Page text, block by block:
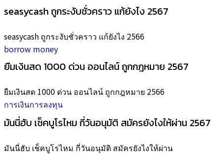
seasycash ถูกระงับชั่วคราว แก้ยังไง 2567
seasycash ถูกระงับชั่วคราว แก้ยังไง 2566
borrow money
ยืมเงินสด 1000 ด่วน ออนไลน์ ถูกกฎหมาย 2567
ยืมเงินสด 1000 ด่วน ออนไลน์ ถูกกฎหมาย 2566
การเงินการลงทุน
มันนี่ฮับ เช็คบูโรไหม กี่วันอนุมัติ สมัครยังไงให้ผ่าน 2567
มันนี่ฮับ เช็คบูโรไหม กี่วันอนุมัติ สมัครยังไงให้ผ่าน